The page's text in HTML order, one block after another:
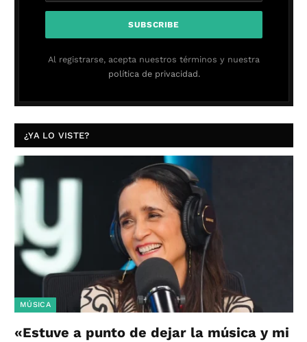
Al registrarse, acepta nuestros términos y nuestra
política de privacidad.
¿YA LO VISTE?
MÚSICA
«Estuve a punto de dejar la música y mi